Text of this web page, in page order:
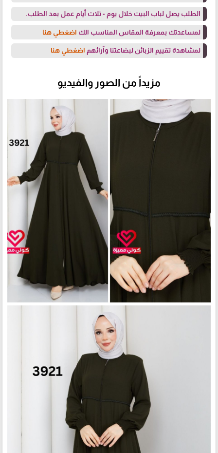
الطلب يصل لباب البيت خلال يوم - ثلاث أيام عمل بعد الطلب.
لمساعدتك بمعرفة المقاس المناسب الك اضغطي هنا
لمشاهدة تقييم الزبائن لبضاعتنا وآرائهم اضغطي هنا
مزيداً من الصور والفيديو